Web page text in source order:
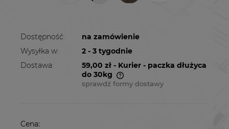
Dostępność:
na zamówienie
Wysyłka w:
2 - 3 tygodnie
Dostawa:
59,00 zł - Kurier - paczka dłużyca
do 30kg
Cena nie zawiera ewentualnych kosztów
sprawdź formy dostawy
Cena: